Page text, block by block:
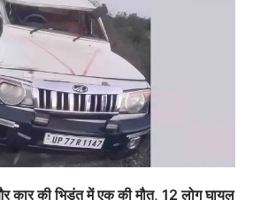
कार की भिड़ंत में एक की मौत, 12 लोग घायल